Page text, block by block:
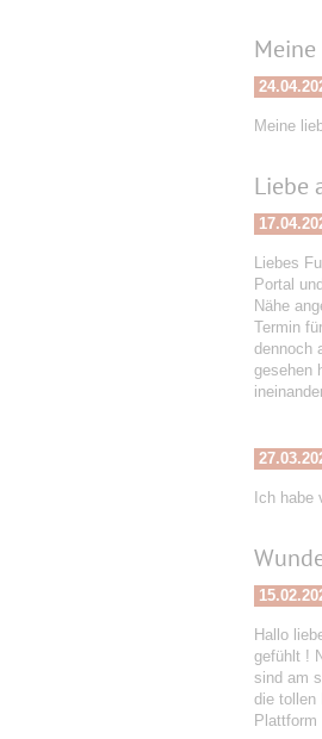
Meine
Liebe
Liebes
Portal
Nähe
Termin
dennoch
gesehen
Ich habe
Hallo
gefühlt !
sind am
die tollen